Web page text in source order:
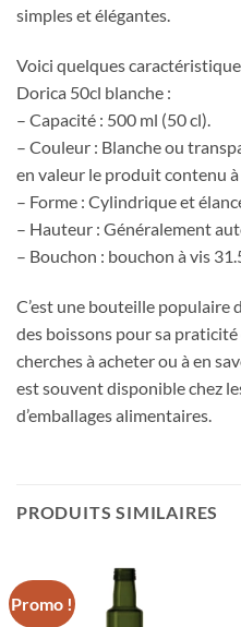
simples et élégantes.
Voici quelques
Dorica 50cl blanche :
– Capacité : 500 ml (50 cl).
– Couleur : Blanche ou
en valeur le produit contenu à
– Forme : Cylindrique et
– Hauteur : Généralement
– Bouchon : bouchon à vis
C’est une bouteille populaire
des boissons pour sa
cherches à acheter ou à en
est souvent disponible chez
d’emballages alimentaires.
PRODUITS SIMILAIRES
Promo !